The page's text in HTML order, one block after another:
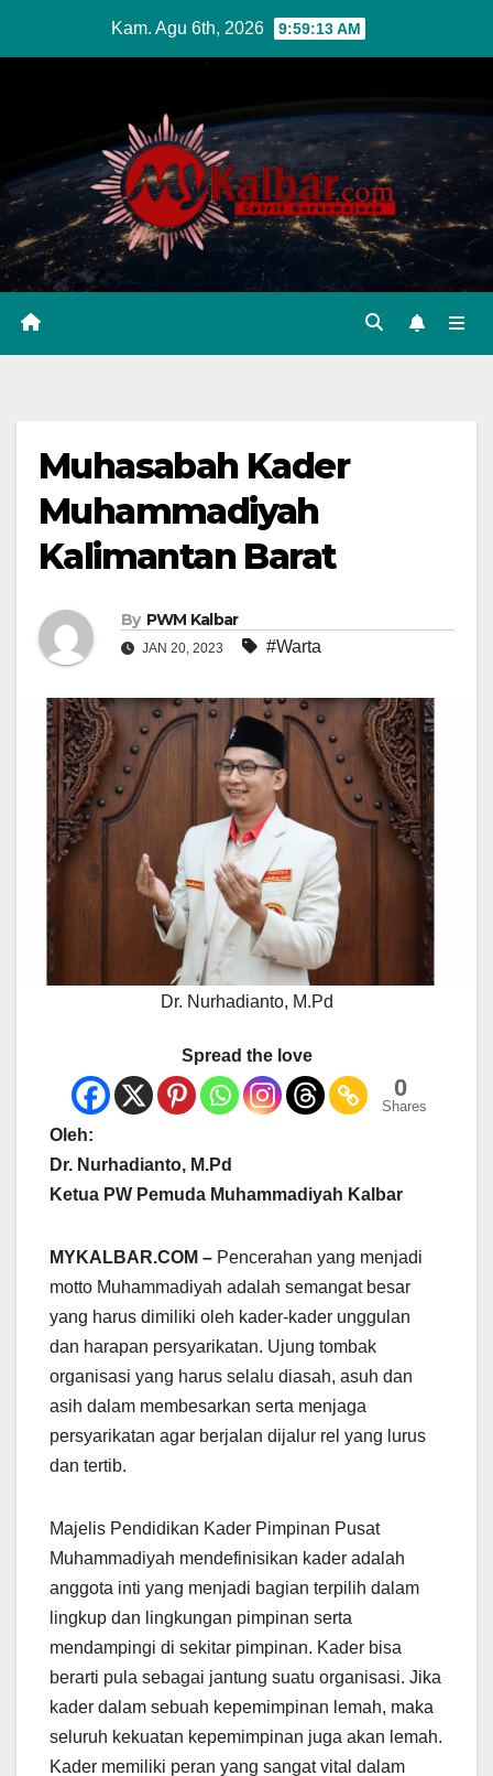
Kam. Agu 6th, 2026 9:59:14 AM
Muhasabah Kader
Muhammadiyah
Kalimantan Barat
By PWM Kalbar
JAN 20, 2023 #Warta
Dr. Nurhadianto, M.Pd
Spread the love
0
Shares
Oleh:
Dr. Nurhadianto, M.Pd
Ketua PW Pemuda Muhammadiyah Kalbar
MYKALBAR.COM – Pencerahan yang menjadi
motto Muhammadiyah adalah semangat besar
yang harus dimiliki oleh kader-kader unggulan
dan harapan persyarikatan. Ujung tombak
organisasi yang harus selalu diasah, asuh dan
asih dalam membesarkan serta menjaga
persyarikatan agar berjalan dijalur rel yang lurus
dan tertib.
Majelis Pendidikan Kader Pimpinan Pusat
Muhammadiyah mendefinisikan kader adalah
anggota inti yang menjadi bagian terpilih dalam
lingkup dan lingkungan pimpinan serta
mendampingi di sekitar pimpinan. Kader bisa
berarti pula sebagai jantung suatu organisasi. Jika
kader dalam sebuah kepemimpinan lemah, maka
seluruh kekuatan kepemimpinan juga akan lemah.
Kader memiliki peran yang sangat vital dalam